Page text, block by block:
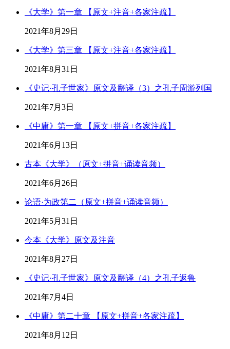
《大学》第一章 【原文+注音+各家注疏】
2021年8月29日
《大学》第三章 【原文+注音+各家注疏】
2021年8月31日
《史记·孔子世家》原文及翻译（3）之孔子周游列国
2021年7月3日
《中庸》第一章 【原文+拼音+各家注疏】
2021年6月13日
古本《大学》（原文+拼音+诵读音频）
2021年6月26日
论语·为政第二（原文+拼音+诵读音频）
2021年5月31日
今本《大学》原文及注音
2021年8月27日
《史记·孔子世家》原文及翻译（4）之孔子返鲁
2021年7月4日
《中庸》第二十章 【原文+拼音+各家注疏】
2021年8月12日